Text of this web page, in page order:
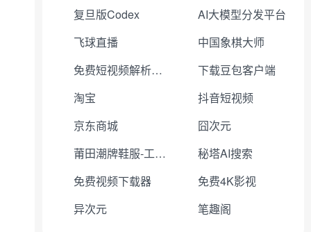
复旦版Codex
AI大模型分发平台
飞球直播
中国象棋大师
免费短视频解析下载
下载豆包客户端
淘宝
抖音短视频
京东商城
囧次元
莆田潮牌鞋服-工厂直销
秘塔AI搜索
免费视频下载器
免费4K影视
异次元
笔趣阁